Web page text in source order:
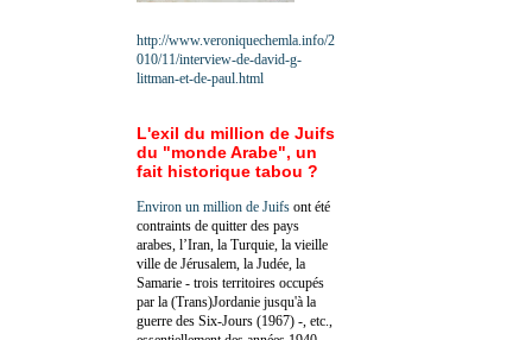
http://www.veroniquechemla.info/2
010/11/interview-de-david-g-
littman-et-de-paul.html
L'exil du million de Juifs
du "monde Arabe", un
fait historique tabou ?
Environ un million de Juifs ont été
contraints de quitter des pays
arabes, l’Iran, la Turquie, la vieille
ville de Jérusalem, la Judée, la
Samarie - trois territoires occupés
par la (Trans)Jordanie jusqu'à la
guerre des Six-Jours (1967) -, etc.,